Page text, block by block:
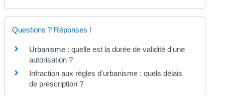
Questions ? Réponses !
Urbanisme : quelle est la durée de validité d'une
autorisation ?
Infraction aux règles d'urbanisme : quels délais
de prescription ?